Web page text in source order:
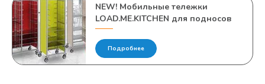
NEW! Мобильные тележки
LOAD.ME.KITCHEN для подносов
Подробнее